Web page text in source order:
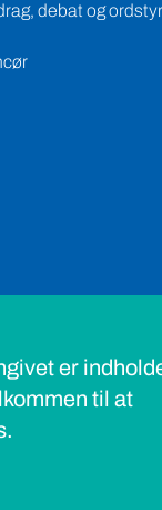
debat og
er
til at